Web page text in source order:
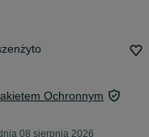
Ochronnym
08 sierpnia 2026